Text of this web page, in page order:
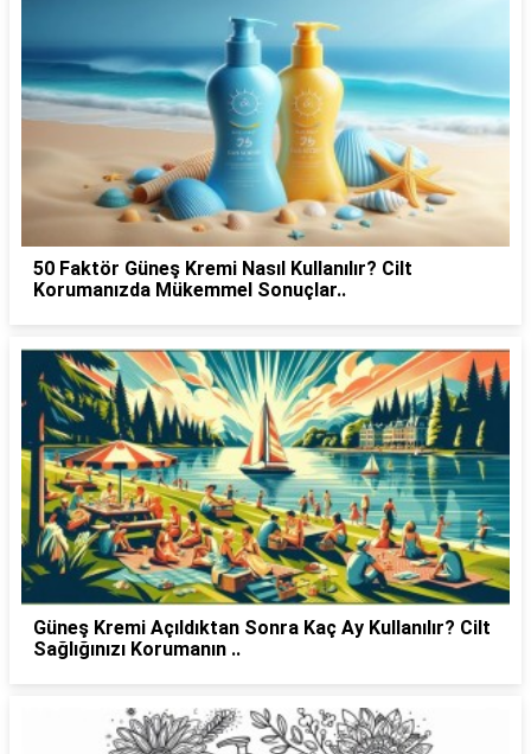
50 Faktör Güneş Kremi Nasıl Kullanılır? Cilt
Korumanızda Mükemmel Sonuçlar..
Güneş Kremi Açıldıktan Sonra Kaç Ay Kullanılır? Cilt
Sağlığınızı Korumanın ..